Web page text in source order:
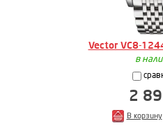
Vector VC8-
в
2
В корзину